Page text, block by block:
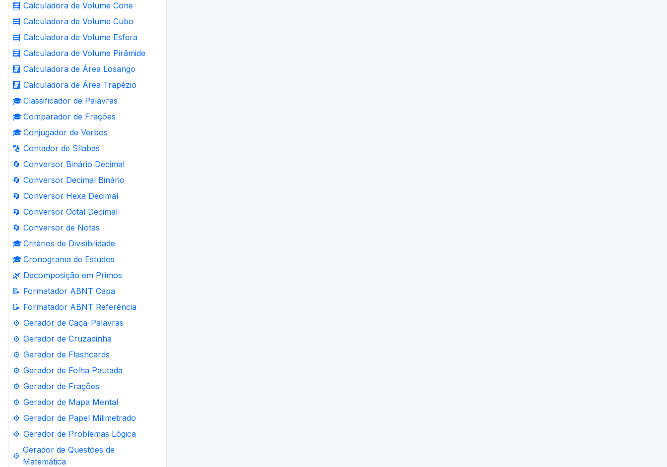
🧮 Calculadora de Volume Cone
🧮 Calculadora de Volume Cubo
🧮 Calculadora de Volume Esfera
🧮 Calculadora de Volume Pirâmide
🧮 Calculadora de Área Losango
🧮 Calculadora de Área Trapézio
🎓Classificador de Palavras
🎓Comparador de Frações
🎓Conjugador de Verbos
🔢 Contador de Sílabas
🔄 Conversor Binário Decimal
🔄 Conversor Decimal Binário
🔄 Conversor Hexa Decimal
🔄 Conversor Octal Decimal
🔄 Conversor de Notas
🎓Critérios de Divisibilidade
🎓Cronograma de Estudos
🌿 Decomposição em Primos
📝 Formatador ABNT Capa
📝 Formatador ABNT Referência
⚙️ Gerador de Caça-Palavras
⚙️ Gerador de Cruzadinha
⚙️ Gerador de Flashcards
⚙️ Gerador de Folha Pautada
⚙️ Gerador de Frações
⚙️ Gerador de Mapa Mental
⚙️ Gerador de Papel Milimetrado
⚙️ Gerador de Problemas Lógica
⚙️
Gerador de Questões de
Matemática